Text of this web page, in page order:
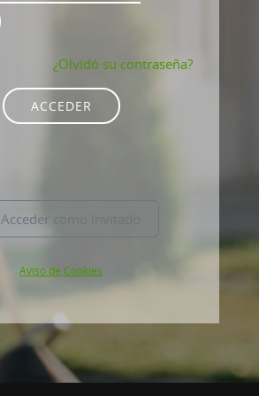
¿Olvidó su contraseña?
ACCEDER
Acceder como invitado
Aviso de Cookies